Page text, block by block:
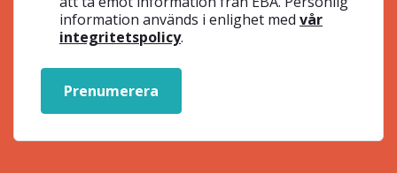
information används i enlighet med vår
integritetspolicy.
Prenumerera